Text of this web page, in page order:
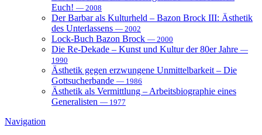
Euch! — 2008
Der Barbar als Kulturheld – Bazon Brock III: Ästhetik
des Unterlassens — 2002
Lock-Buch Bazon Brock — 2000
Die Re-Dekade – Kunst und Kultur der 80er Jahre —
1990
Ästhetik gegen erzwungene Unmittelbarkeit – Die
Gottsucherbande — 1986
Ästhetik als Vermittlung – Arbeitsbiographie eines
Generalisten — 1977
Navigation